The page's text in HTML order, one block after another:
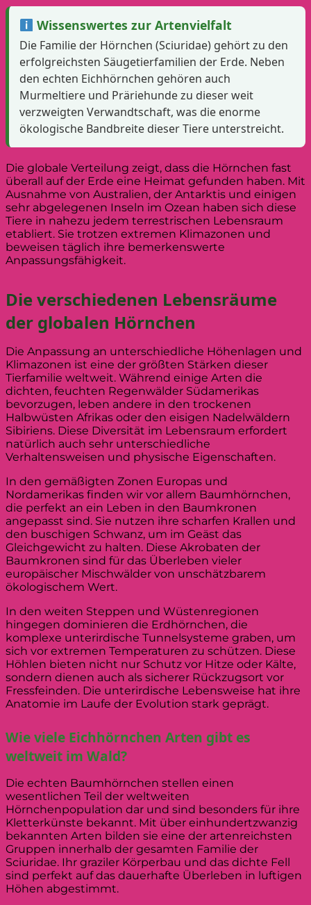
Wissenswertes zur Artenvielfalt
Die Familie der Hörnchen (Sciuridae) gehört zu den
erfolgreichsten Säugetierfamilien der Erde. Neben
den echten Eichhörnchen gehören auch
Murmeltiere und Präriehunde zu dieser weit
verzweigten Verwandtschaft, was die enorme
ökologische Bandbreite dieser Tiere unterstreicht.
Die globale Verteilung zeigt, dass die Hörnchen fast
überall auf der Erde eine Heimat gefunden haben. Mit
Ausnahme von Australien, der Antarktis und einigen
sehr abgelegenen Inseln im Ozean haben sich diese
Tiere in nahezu jedem terrestrischen Lebensraum
etabliert. Sie trotzen extremen Klimazonen und
beweisen täglich ihre bemerkenswerte
Anpassungsfähigkeit.
Die verschiedenen Lebensräume
der globalen Hörnchen
Die Anpassung an unterschiedliche Höhenlagen und
Klimazonen ist eine der größten Stärken dieser
Tierfamilie weltweit. Während einige Arten die
dichten, feuchten Regenwälder Südamerikas
bevorzugen, leben andere in den trockenen
Halbwüsten Afrikas oder den eisigen Nadelwäldern
Sibiriens. Diese Diversität im Lebensraum erfordert
natürlich auch sehr unterschiedliche
Verhaltensweisen und physische Eigenschaften.
In den gemäßigten Zonen Europas und
Nordamerikas finden wir vor allem Baumhörnchen,
die perfekt an ein Leben in den Baumkronen
angepasst sind. Sie nutzen ihre scharfen Krallen und
den buschigen Schwanz, um im Geäst das
Gleichgewicht zu halten. Diese Akrobaten der
Baumkronen sind für das Überleben vieler
europäischer Mischwälder von unschätzbarem
ökologischem Wert.
In den weiten Steppen und Wüstenregionen
hingegen dominieren die Erdhörnchen, die
komplexe unterirdische Tunnelsysteme graben, um
sich vor extremen Temperaturen zu schützen. Diese
Höhlen bieten nicht nur Schutz vor Hitze oder Kälte,
sondern dienen auch als sicherer Rückzugsort vor
Fressfeinden. Die unterirdische Lebensweise hat ihre
Anatomie im Laufe der Evolution stark geprägt.
Wie viele Eichhörnchen Arten gibt es
weltweit im Wald?
Die echten Baumhörnchen stellen einen
wesentlichen Teil der weltweiten
Hörnchenpopulation dar und sind besonders für ihre
Kletterkünste bekannt. Mit über einhundertzwanzig
bekannten Arten bilden sie eine der artenreichsten
Gruppen innerhalb der gesamten Familie der
Sciuridae. Ihr graziler Körperbau und das dichte Fell
sind perfekt auf das dauerhafte Überleben in luftigen
Höhen abgestimmt.